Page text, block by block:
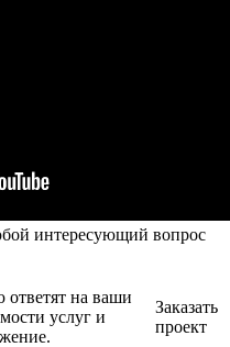
интересующий вопрос
на ваши
услуг и
Заказать
проект